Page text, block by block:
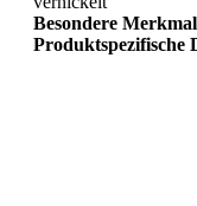
Besondere
Produktspezifische